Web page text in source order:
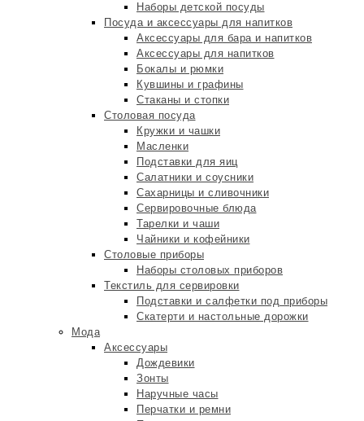
Наборы детской посуды
Посуда и аксессуары для напитков
Аксессуары для бара и напитков
Аксессуары для напитков
Бокалы и рюмки
Кувшины и графины
Стаканы и стопки
Столовая посуда
Кружки и чашки
Масленки
Подставки для яиц
Салатники и соусники
Сахарницы и сливочники
Сервировочные блюда
Тарелки и чаши
Чайники и кофейники
Столовые приборы
Наборы столовых приборов
Текстиль для сервировки
Подставки и салфетки под приборы
Скатерти и настольные дорожки
Мода
Аксессуары
Дождевики
Зонты
Наручные часы
Перчатки и ремни